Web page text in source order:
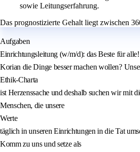
sowie Leitungserfahrung.
Das prognostizierte Gehalt liegt zwischen
Aufgaben
Einrichtungsleitung (w/m/d): das Beste für
Korian die Dinge besser machen wollen?
Ethik-Charta
ist Herzenssache und deshalb suchen wir mit
Menschen, die unsere
Werte
täglich in unseren Einrichtungen in die Tat
Komm zu uns und setze als